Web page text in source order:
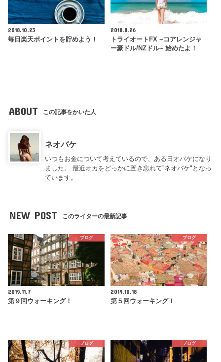
2018.10.23
毎日楽天ポイントを貯めよう！
2018.8.26
トライオートFX ~コアレンジャ
ー豪ドル/NZドル~ 始めたよ！
ABOUT この記事をかいた人
ネオバケ
いつもお金について考えているので、ある日オバケになり
ました。 最近オカをどっかに置き忘れて”ネオバケ"となっ
ています。
NEW POST このライターの最新記事
ブログ
2019.11.7
第９回ウォーキング！
ブログ
2019.10.18
第５回ウォーキング！
ブログ ブログ